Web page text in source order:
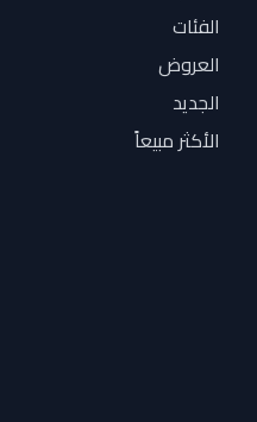
الفئات
العروض
الجديد
الأكثر مبيعاً